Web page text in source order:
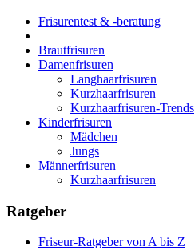
Frisurentest & -beratung
Brautfrisuren
Damenfrisuren
Langhaarfrisuren
Kurzhaarfrisuren
Kurzhaarfrisuren-Trends
Kinderfrisuren
Mädchen
Jungs
Männerfrisuren
Kurzhaarfrisuren
Ratgeber
Friseur-Ratgeber von A bis Z